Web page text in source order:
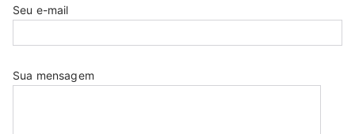
Seu e-mail
Sua mensagem